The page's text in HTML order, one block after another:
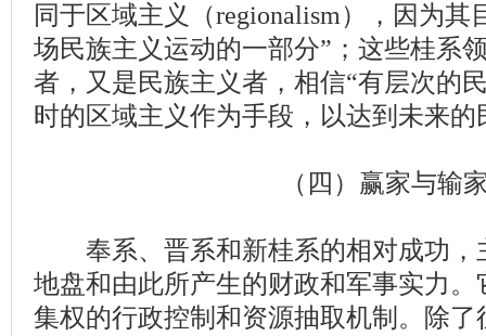
同于区域主义（regionalism），因为其
场民族主义运动的一部分”；这些桂系
者，又是民族主义者，相信“有层次的
时的区域主义作为手段，以达到未来的
（四）赢家与输
奉系、晋系和新桂系的相对成功，
地盘和由此所产生的财政和军事实力
集权的行政控制和资源抽取机制。除